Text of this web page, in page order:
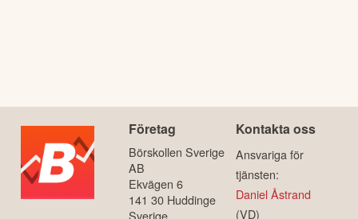
Företag
Börskollen Sverige
AB
Ekvägen 6
141 30 Huddinge
Kontakta oss
Ansvariga för
tjänsten:
Daniel Åstrand
(VD)